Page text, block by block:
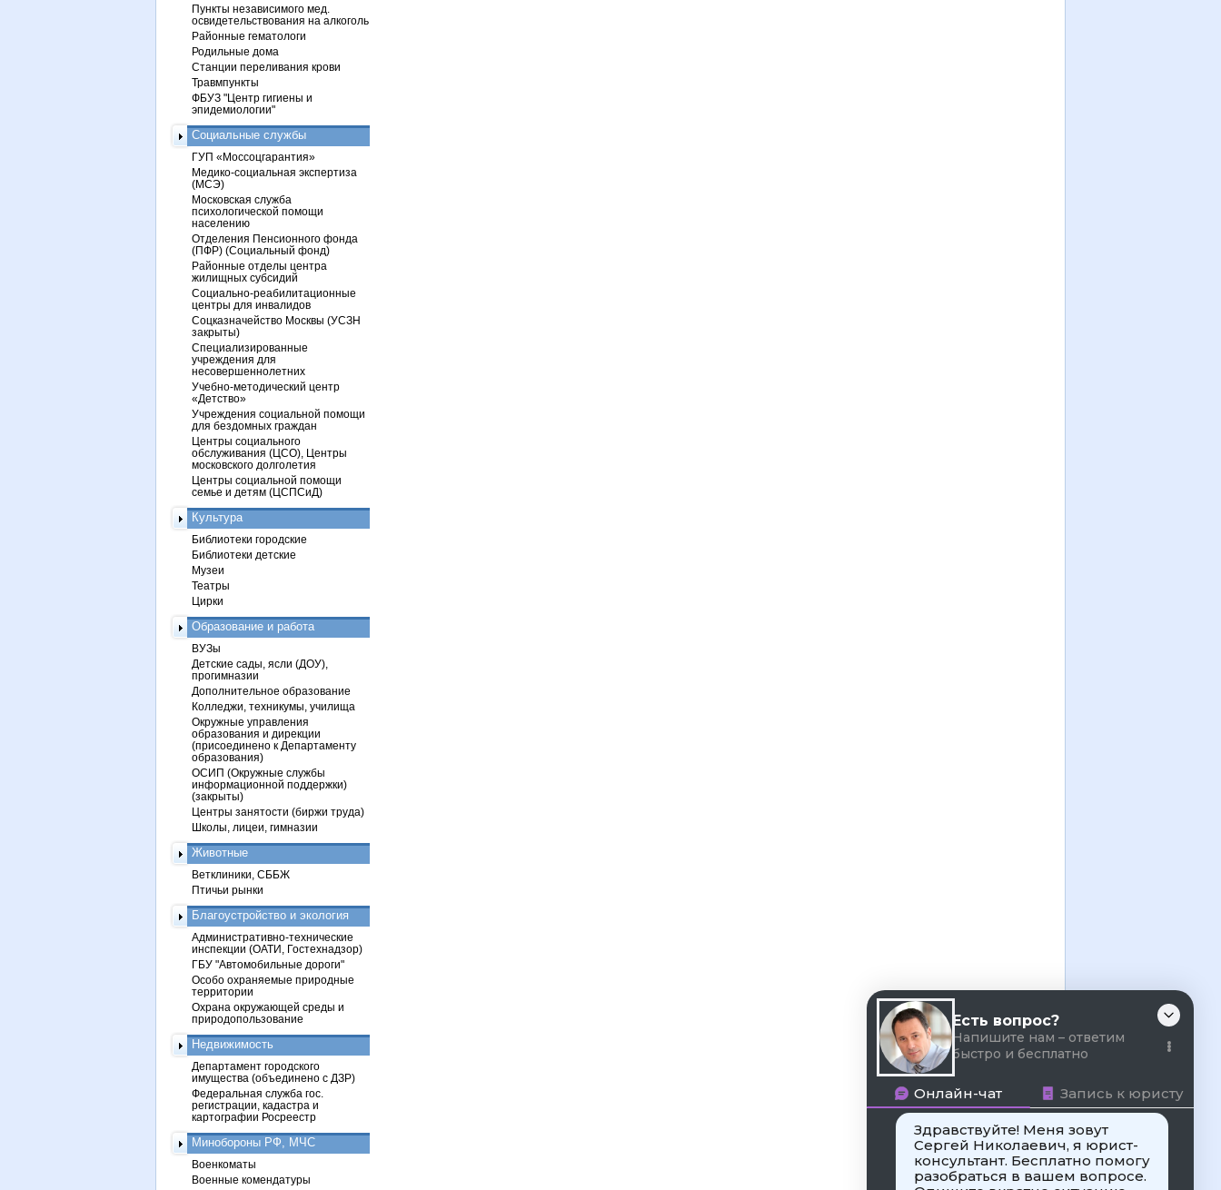
Пункты независимого мед.
освидетельствования на алкоголь
Районные гематологи
Родильные дома
Станции переливания крови
Травмпункты
ФБУЗ "Центр гигиены и
эпидемиологии"
Социальные службы
ГУП «Моссоцгарантия»
Медико-социальная экспертиза
(МСЭ)
Московская служба
психологической помощи
населению
Отделения Пенсионного фонда
(ПФР) (Социальный фонд)
Районные отделы центра
жилищных субсидий
Социально-реабилитационные
центры для инвалидов
Соцказначейство Москвы (УСЗН
закрыты)
Специализированные
учреждения для
несовершеннолетних
Учебно-методический центр
«Детство»
Учреждения социальной помощи
для бездомных граждан
Центры социального
обслуживания (ЦСО), Центры
московского долголетия
Центры социальной помощи
семье и детям (ЦСПСиД)
Культура
Библиотеки городские
Библиотеки детские
Музеи
Театры
Цирки
Образование и работа
ВУЗы
Детские сады, ясли (ДОУ),
прогимназии
Дополнительное образование
Колледжи, техникумы, училища
Окружные управления
образования и дирекции
(присоединено к Департаменту
образования)
ОСИП (Окружные службы
информационной поддержки)
(закрыты)
Центры занятости (биржи труда)
Школы, лицеи, гимназии
Животные
Ветклиники, СББЖ
Птичьи рынки
Благоустройство и экология
Административно-технические
инспекции (ОАТИ, Гостехнадзор)
ГБУ "Автомобильные дороги"
Особо охраняемые природные
территории
Охрана окружающей среды и
природопользование
Недвижимость
Департамент городского
имущества (объединено с ДЗР)
Федеральная служба гос.
регистрации, кадастра и
картографии Росреестр
Минобороны РФ, МЧС
Военкоматы
Военные комендатуры